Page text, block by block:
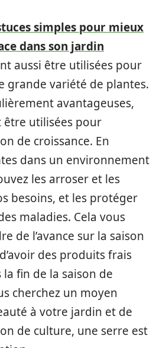
simples pour mieux
dans son jardin
aussi être utilisées pour
grande variété de plantes.
avantageuses,
être utilisées pour
de croissance. En
dans un environnement
les arroser et les
besoins, et les protéger
maladies. Cela vous
de l’avance sur la saison
des produits frais
fin de la saison de
cherchez un moyen
à votre jardin et de
de culture, une serre est